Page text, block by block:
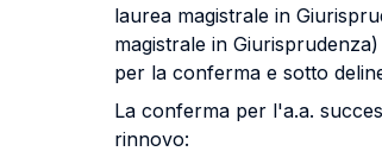
laurea magistrale in
magistrale in
per la conferma e sotto
La conferma per l'a.a.
rinnovo: